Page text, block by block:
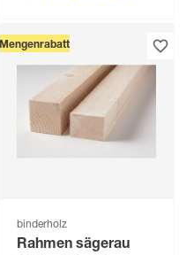
Mengenrabatt
binderholz
Rahmen sägerau